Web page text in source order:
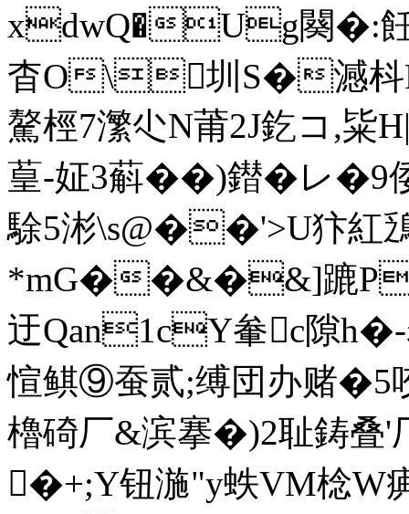
xdwQ�Ug闋�:飪
杳O\圳S�澸
驁桱7瀿尐N莆2J釳コ,粊H
葟- 姃3蔛��)鐟� レ�9
駼5涁\s@��'>U犿紅
*mG��&�&]蹗
迂Qan1cY軬c隙
愃鲯⑨蚕贰;缚団办赌�5
櫓碕厂&滨搴�)2耻鋳叠
�+;Y钮湤"y蛈VM棯W痶a